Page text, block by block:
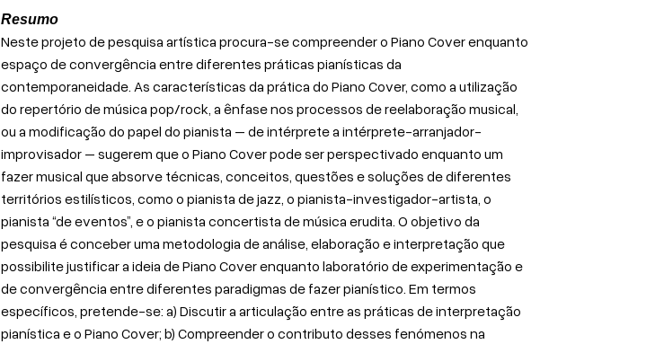
Resumo
Neste projeto de pesquisa artística procura-se compreender o Piano Cover enquanto
espaço de convergência entre diferentes práticas pianísticas da
contemporaneidade. As características da prática do Piano Cover, como a utilização
do repertório de música pop/rock, a ênfase nos processos de reelaboração musical,
ou a modificação do papel do pianista – de intérprete a intérprete-arranjador-
improvisador – sugerem que o Piano Cover pode ser perspectivado enquanto um
fazer musical que absorve técnicas, conceitos, questões e soluções de diferentes
territórios estilísticos, como o pianista de jazz, o pianista-investigador-artista, o
pianista “de eventos”, e o pianista concertista de música erudita. O objetivo da
pesquisa é conceber uma metodologia de análise, elaboração e interpretação que
possibilite justificar a ideia de Piano Cover enquanto laboratório de experimentação e
de convergência entre diferentes paradigmas de fazer pianístico. Em termos
específicos, pretende-se: a) Discutir a articulação entre as práticas de interpretação
pianística e o Piano Cover; b) Compreender o contributo desses fenómenos na